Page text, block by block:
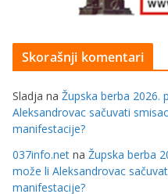
Skorašnji komentari
Sladja na Župska berba 2026.
Aleksandrovac sačuvati
manifestacije?
037info.net na Župska berba
može li Aleksandrovac
manifestacije?